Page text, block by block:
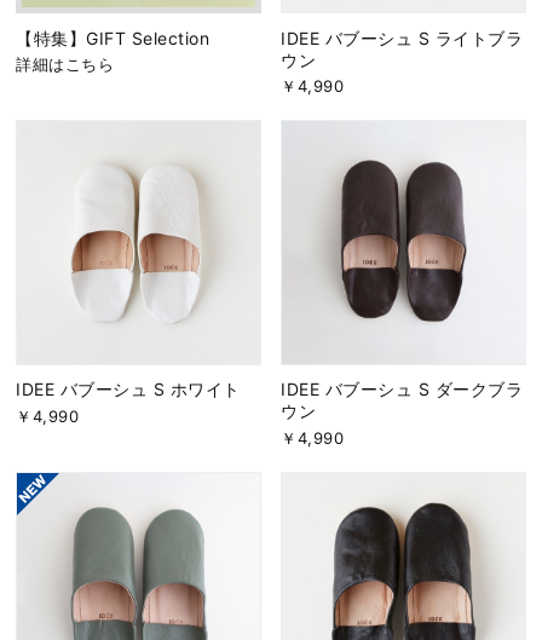
【特集】GIFT Selection
詳細はこちら
IDEE バブーシュ S ライトブラ
ウン
￥4,990
IDEE バブーシュ S ホワイト
￥4,990
IDEE バブーシュ S ダークブラ
ウン
￥4,990